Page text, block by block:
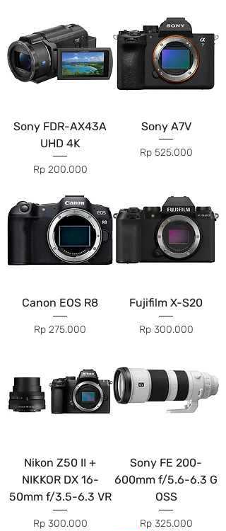
Sony FDR-AX43A
UHD 4K
Price
Rp 200.000
Sony A7V
Price
Rp 525.000
Canon EOS R8
Price
Rp 275.000
Fujifilm X-S20
Price
Rp 300.000
Nikon Z50 II +
NIKKOR DX 16-
50mm f/3.5-6.3 VR
Price
Rp 300.000
Sony FE 200-
600mm f/5.6-6.3 G
OSS
Price
Rp 325.000